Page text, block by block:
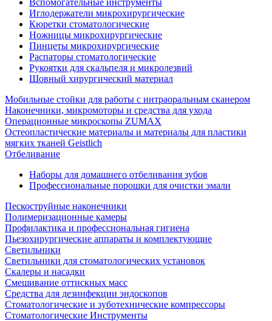
Иглодержатели микрохирургические
Кюретки стоматологические
Ножницы микрохирургические
Пинцеты микрохирургические
Распаторы стоматологические
Рукоятки для скальпеля и микролезвий
Шовный хирургический материал
Мобильные стойки для работы с интраоральным сканером
Наконечники, микромоторы и средства для ухода
Операционные микроскопы ZUMAX
Остеопластические материалы и материалы для пластики
мягких тканей Geistlich
Отбеливание
Наборы для домашнего отбеливания зубов
Профессиональные порошки для очистки эмали
Пескоструйные наконечники
Полимеризационные камеры
Профилактика и профессиональная гигиена
Пьезохирургические аппараты и комплектующие
Светильники
Светильники для стоматологических установок
Скалеры и насадки
Смешивание оттискных масс
Средства для дезинфекции эндоскопов
Стоматологические и зуботехнические компрессоры
Стоматологические Инструменты